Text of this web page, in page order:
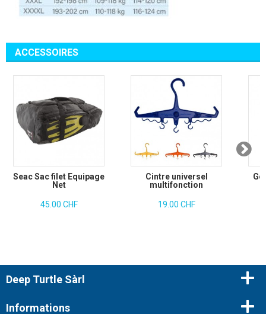
ACCESSOIRES
Seac Sac filet Equipage
Net
45.00 CHF
Cintre universel
multifonction
19.00 CHF
Deep Turtle Sàrl
Informations